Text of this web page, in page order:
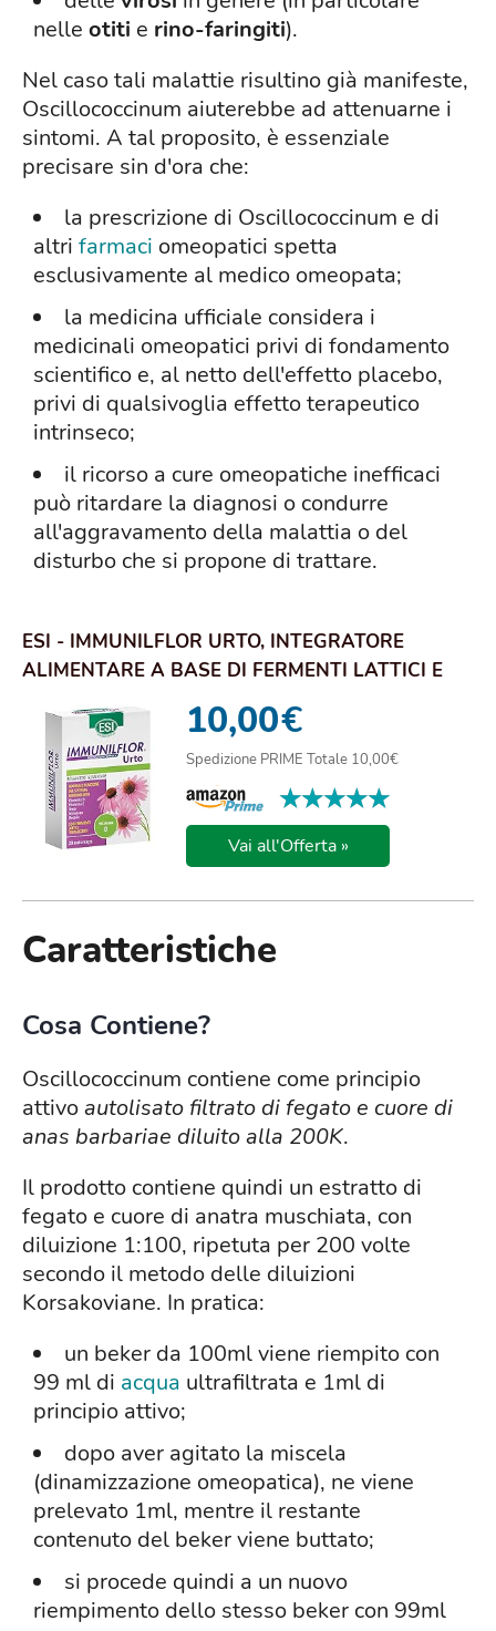
nelle otiti e rino-faringiti).
Nel caso tali malattie risultino già manifeste,
Oscillococcinum aiuterebbe ad attenuarne i
sintomi. A tal proposito, è essenziale
precisare sin d'ora che:
la prescrizione di Oscillococcinum e di
altri farmaci omeopatici spetta
esclusivamente al medico omeopata;
la medicina ufficiale considera i
medicinali omeopatici privi di fondamento
scientifico e, al netto dell'effetto placebo,
privi di qualsivoglia effetto terapeutico
intrinseco;
il ricorso a cure omeopatiche inefficaci
può ritardare la diagnosi o condurre
all'aggravamento della malattia o del
disturbo che si propone di trattare.
ESI - IMMUNILFLOR URTO, INTEGRATORE
ALIMENTARE A BASE DI FERMENTI LATTICI E
10,00€
Spedizione PRIME Totale 10,00€
★★★★★
★★★★★
Vai all'Offerta »
Caratteristiche
Cosa Contiene?
Oscillococcinum contiene come principio
attivoautolisato filtrato di fegato e cuore di
anas barbariae diluito alla 200K.
Il prodotto contiene quindi un estratto di
fegato e cuore di anatra muschiata, con
diluizione 1:100, ripetuta per 200 volte
secondo il metodo delle diluizioni
Korsakoviane. In pratica:
un beker da 100ml viene riempito con
99 ml di acqua ultrafiltrata e 1ml di
principio attivo;
dopo aver agitato la miscela
(dinamizzazione omeopatica), ne viene
prelevato 1ml, mentre il restante
contenuto del beker viene buttato;
si procede quindi a un nuovo
riempimento dello stesso beker con 99ml